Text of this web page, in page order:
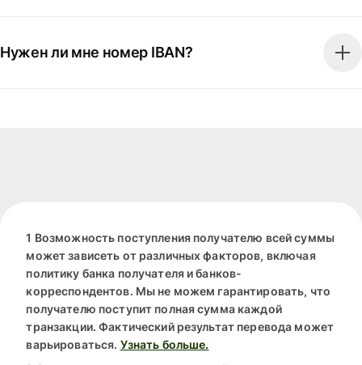
Нужен ли мне номер IBAN?
1 Возможность поступления получателю всей суммы
может зависеть от различных факторов, включая
политику банка получателя и банков-
корреспондентов. Мы не можем гарантировать, что
получателю поступит полная сумма каждой
транзакции. Фактический результат перевода может
варьироваться. Узнать больше.